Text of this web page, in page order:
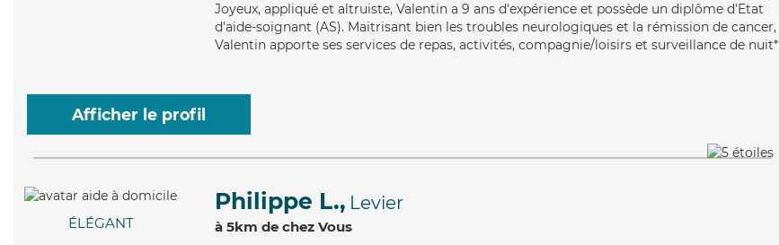
Joyeux, appliqué et altruiste, Valentin a 9 ans d'expérience et possède un diplôme d'Etat
d'aide-soignant (AS). Maitrisant bien les troubles neurologiques et la rémission de cancer,
Valentin apporte ses services de repas, activités, compagnie/loisirs et surveillance de nuit*
Afficher le profil
ÉLÉGANT
Philippe L., Levier
à 5km de chez Vous